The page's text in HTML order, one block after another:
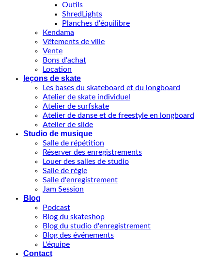
Outils
ShredLights
Planches d'équilibre
Kendama
Vêtements de ville
Vente
Bons d'achat
Location
leçons de skate
Les bases du skateboard et du longboard
Atelier de skate individuel
Atelier de surfskate
Atelier de danse et de freestyle en longboard
Atelier de slide
Studio de musique
Salle de répétition
Réserver des enregistrements
Louer des salles de studio
Salle de régie
Salle d'enregistrement
Jam Session
Blog
Podcast
Blog du skateshop
Blog du studio d'enregistrement
Blog des événements
L'équipe
Contact